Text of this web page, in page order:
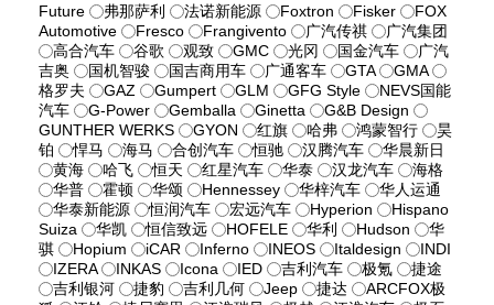
Future
弗那萨利 法诺新能源 Foxtron Fisker
FOX
Automotive
Fresco Frangivento 广汽传祺
广汽集团
高合汽车
谷歌 观致 GMC 光冈 国金汽车
广汽
吉奥
国机智骏 国吉商用车 广通客车 GTA
GMA
格罗夫
GAZ Gumpert GLM GFG Style
NEVS国能
汽车
G-Power Gemballa Ginetta
G&B Design
GUNTHER WERKS
GYON 红旗 哈弗 鸿蒙智行
昊
铂
悍马 海马 合创汽车 恒驰 汉腾汽车
华晨新日
黄海
哈飞 恒天 红星汽车 华泰 汉龙汽车
海格
华普
霍顿 华颂 Hennessey 华梓汽车
华人运通
华泰新能源
恒润汽车 宏远汽车 Hyperion
Hispano
Suiza
华凯 恒信致远 HOFELE 华利 Hudson
华
骐
Hopium iCAR Inferno INEOS Italdesign
INDI
IZERA
INKAS Icona IED 吉利汽车 极氪
捷途
吉利银河
捷豹 吉利几何 Jeep 捷达
ARCFOX极